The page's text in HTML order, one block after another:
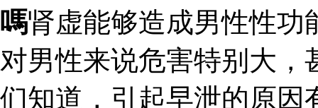
嗎肾虚能够造成男性性功
对男性来说危害特别大
们知道，引起早泄的原因